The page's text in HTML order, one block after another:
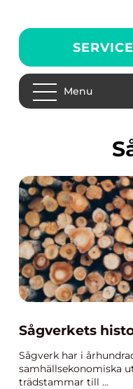
Menu
Sågverkets
Sågverk har i
samhällsekonomiska
trädstammar till ...